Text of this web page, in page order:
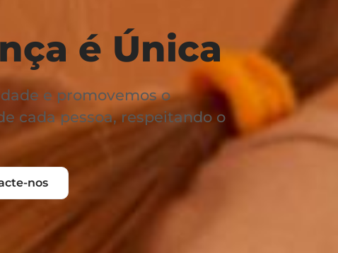
é Única
e promovemos o
cada pessoa, respeitando o
nos